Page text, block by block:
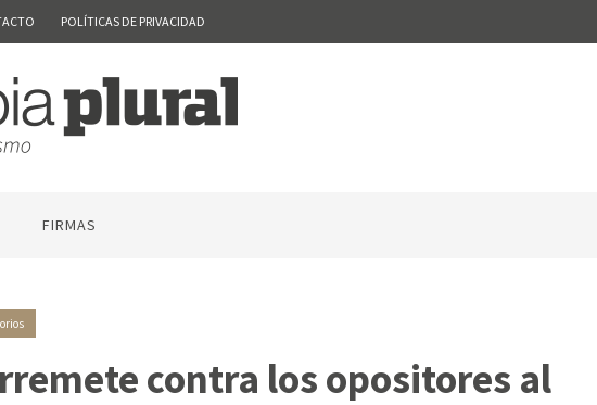
POLÍTICAS DE PRIVACIDAD
FIRMAS
contra los opositores al